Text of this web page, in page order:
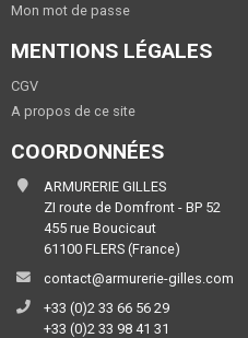
Mon mot de passe
MENTIONS LÉGALES
CGV
A propos de ce site
COORDONNÉES
ARMURERIE GILLES
ZI route de Domfront - BP 52
455 rue Boucicaut
61100 FLERS (France)
contact@armurerie-gilles.com
+33 (0)2 33 66 56 29
+33 (0)2 33 98 41 31